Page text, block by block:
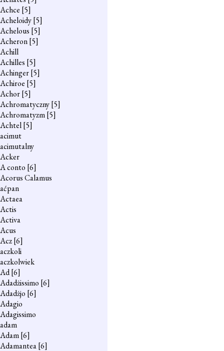
Achce [5]
Acheloidy[5]
Achelous [5]
Acheron[5]
Achill
Achilles [5]
Achinger[5]
Achiroe [5]
Achor[5]
Achromatyczny[5]
Achromatyzm[5]
Achtel[5]
acimut
acimutalny
Acker
A conto [6]
Acorus Calamus
aćpan
Actaea
Actis
Activa
Acus
Acz[6]
aczkoli
aczkolwiek
Ad[6]
Adadżissimo [6]
Adadżjo [6]
Adagio
Adagissimo
adam
Adam[6]
Adamantea[6]